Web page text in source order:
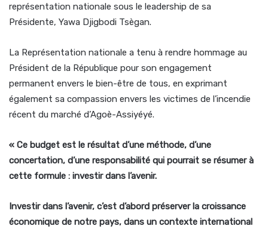
représentation nationale sous le leadership de sa
Présidente, Yawa Djigbodi Tsègan.
La Représentation nationale a tenu à rendre hommage au
Président de la République pour son engagement
permanent envers le bien-être de tous, en exprimant
également sa compassion envers les victimes de l’incendie
récent du marché d’Agoè-Assiyéyé.
« Ce budget est le résultat d’une méthode, d’une
concertation, d’une responsabilité qui pourrait se résumer à
cette formule : investir dans l’avenir.
Investir dans l’avenir, c’est d’abord préserver la croissance
économique de notre pays, dans un contexte international